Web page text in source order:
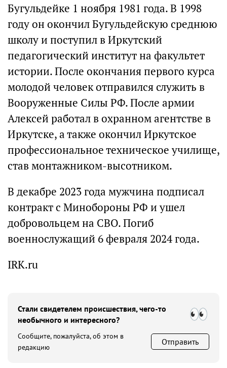
Бугульдейке 1 ноября 1981 года. В 1998
году он окончил Бугульдейскую среднюю
школу и поступил в Иркутский
педагогический институт на факультет
истории. После окончания первого курса
молодой человек отправился служить в
Вооруженные Силы РФ. После армии
Алексей работал в охранном агентстве в
Иркутске, а также окончил Иркутское
профессиональное техническое училище,
став монтажником-высотником.
В декабре 2023 года мужчина подписал
контракт с Минобороны РФ и ушел
добровольцем на СВО. Погиб
военнослужащий 6 февраля 2024 года.
IRK.ru
Стали свидетелем происшествия, чего-то
необычного и интересного?
Сообщите, пожалуйста, об этом в
редакцию
Отправить